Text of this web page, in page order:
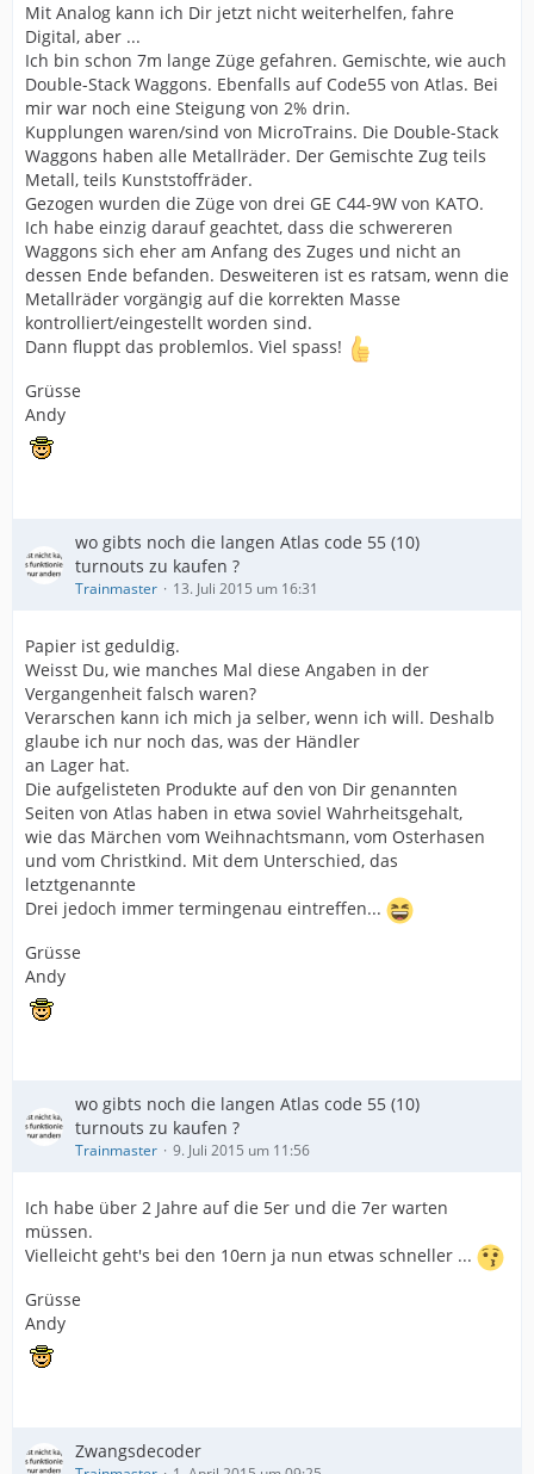
Mit Analog kann ich Dir jetzt nicht weiterhelfen, fahre
Digital, aber ...
Ich bin schon 7m lange Züge gefahren. Gemischte, wie auch
Double-Stack Waggons. Ebenfalls auf Code55 von Atlas. Bei
mir war noch eine Steigung von 2% drin.
Kupplungen waren/sind von MicroTrains. Die Double-Stack
Waggons haben alle Metallräder. Der Gemischte Zug teils
Metall, teils Kunststoffräder.
Gezogen wurden die Züge von drei GE C44-9W von KATO.
Ich habe einzig darauf geachtet, dass die schwereren
Waggons sich eher am Anfang des Zuges und nicht an
dessen Ende befanden. Desweiteren ist es ratsam, wenn die
Metallräder vorgängig auf die korrekten Masse
kontrolliert/eingestellt worden sind.
Dann fluppt das problemlos. Viel spass!
Grüsse
Andy
wo gibts noch die langen Atlas code 55 (10)
turnouts zu kaufen ?
Trainmaster 13. Juli 2015 um 16:31
Papier ist geduldig.
Weisst Du, wie manches Mal diese Angaben in der
Vergangenheit falsch waren?
Verarschen kann ich mich ja selber, wenn ich will. Deshalb
glaube ich nur noch das, was der Händler
an Lager hat.
Die aufgelisteten Produkte auf den von Dir genannten
Seiten von Atlas haben in etwa soviel Wahrheitsgehalt,
wie das Märchen vom Weihnachtsmann, vom Osterhasen
und vom Christkind. Mit dem Unterschied, das
letztgenannte
Drei jedoch immer termingenau eintreffen...
Grüsse
Andy
wo gibts noch die langen Atlas code 55 (10)
turnouts zu kaufen ?
Trainmaster 9. Juli 2015 um 11:56
Ich habe über 2 Jahre auf die 5er und die 7er warten
müssen.
Vielleicht geht's bei den 10ern ja nun etwas schneller ...
Grüsse
Andy
Zwangsdecoder